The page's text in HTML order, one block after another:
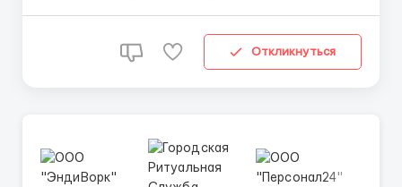
Откликнуться